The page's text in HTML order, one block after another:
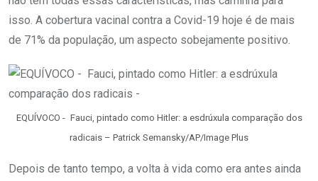
isso. A cobertura vacinal contra a Covid-19 hoje é de mais
de 71% da população, um aspecto sobejamente positivo.
EQUÍVOCO - Fauci, pintado como Hitler: a esdrúxula comparação dos
radicais – Patrick Semansky/AP/Image Plus
Depois de tanto tempo, a volta à vida como era antes ainda